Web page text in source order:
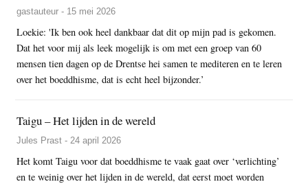
gastauteur - 15 mei 2026
Loekie: 'Ik ben ook heel dankbaar dat dit op mijn pad is gekomen.
Dat het voor mij als leek mogelijk is om met een groep van 60
mensen tien dagen op de Drentse hei samen te mediteren en te leren
over het boeddhisme, dat is echt heel bijzonder.’
Taigu – Het lijden in de wereld
Jules Prast - 24 april 2026
Het komt Taigu voor dat boeddhisme te vaak gaat over ‘verlichting’
en te weinig over het lijden in de wereld, dat eerst moet worden